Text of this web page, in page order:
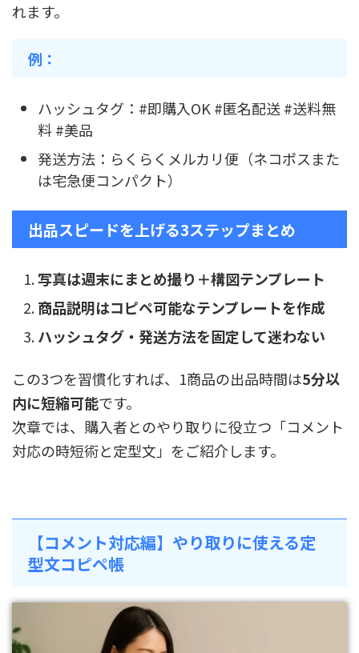
れます。
例：
ハッシュタグ：#即購入OK #匿名配送 #送料無
料 #美品
発送方法：らくらくメルカリ便（ネコポスまた
は宅急便コンパクト）
出品スピードを上げる3ステップまとめ
写真は週末にまとめ撮り＋構図テンプレート
商品説明はコピペ可能なテンプレートを作成
ハッシュタグ・発送方法を固定して迷わない
この3つを習慣化すれば、1商品の出品時間は5分以
内に短縮可能です。
次章では、購入者とのやり取りに役立つ「コメント
対応の時短術と定型文」をご紹介します。
【コメント対応編】やり取りに使える定
型文コピペ帳